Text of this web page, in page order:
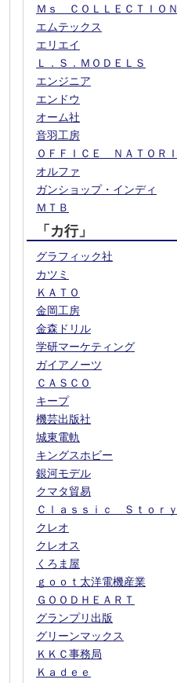
Ｍｓ ＣＯＬＬＥＣＴＩＯＮ
エムテックス
エリエイ
Ｌ．Ｓ．ＭＯＤＥＬＳ
エンジニア
エンドウ
オーム社
音羽工房
ＯＦＦＩＣＥ ＮＡＴＯＲＩ
オルファ
ガンショップ・インディ
ＭＴＢ
「カ行」
グラフィック社
カツミ
ＫＡＴＯ
金岡工房
金森ドリル
学研マーケティング
ガイアノーツ
ＣＡＳＣＯ
キープ
機芸出版社
城東電軌
キングスホビー
銀河モデル
クマタ貿易
Ｃｌａｓｓｉｃ Ｓｔｏｒｙ
クレオ
クレオス
くろま屋
ｇｏｏｔ太洋電機産業
ＧＯＯＤＨＥＡＲＴ
グランプリ出版
グリーンマックス
ＫＫＣ事務局
Ｋａｄｅｅ